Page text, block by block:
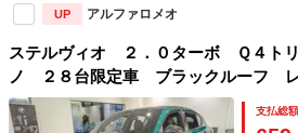
UP アルファロメオ
ステルヴィオ ２．０ターボ Ｑ４ト
ノ ２８台限定車 ブラックルーフ レ
シート＆ヒーター アクティブサスペ
軽減ブレーキ 純正ナビ バックカメ
支払総額